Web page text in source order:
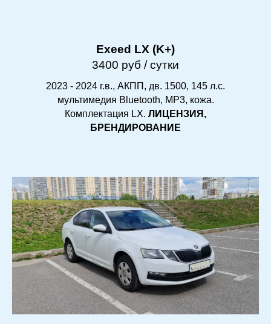
Exeed LX (K+)
3400 руб / сутки
2023 - 2024 г.в., АКПП, дв. 1500, 145 л.с.
мультимедия Bluetooth, MP3, кожа.
Комплектация LX. ЛИЦЕНЗИЯ,
БРЕНДИРОВАНИЕ